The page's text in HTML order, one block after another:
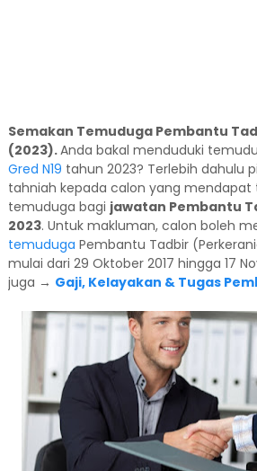
Semakan Temuduga Pembantu
(2023).Anda bakal menduduki
Gred N19 tahun 2023? Terlebih dahulu
tahniah kepada calon yang
temuduga bagi jawatan Pembantu
2023. Untuk makluman, calon boleh
temuduga Pembantu Tadbir
mulai dari 29 Oktober 2017 hingga 17
juga → Gaji, Kelayakan & Tugas